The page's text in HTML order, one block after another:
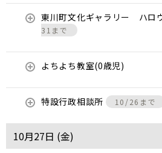
東川町文化ギャラリー ハロ
31まで
よちよち教室(0歳児)
特設行政相談所 10/26まで
10月27日 (金)